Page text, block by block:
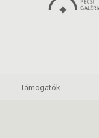
Támogatók